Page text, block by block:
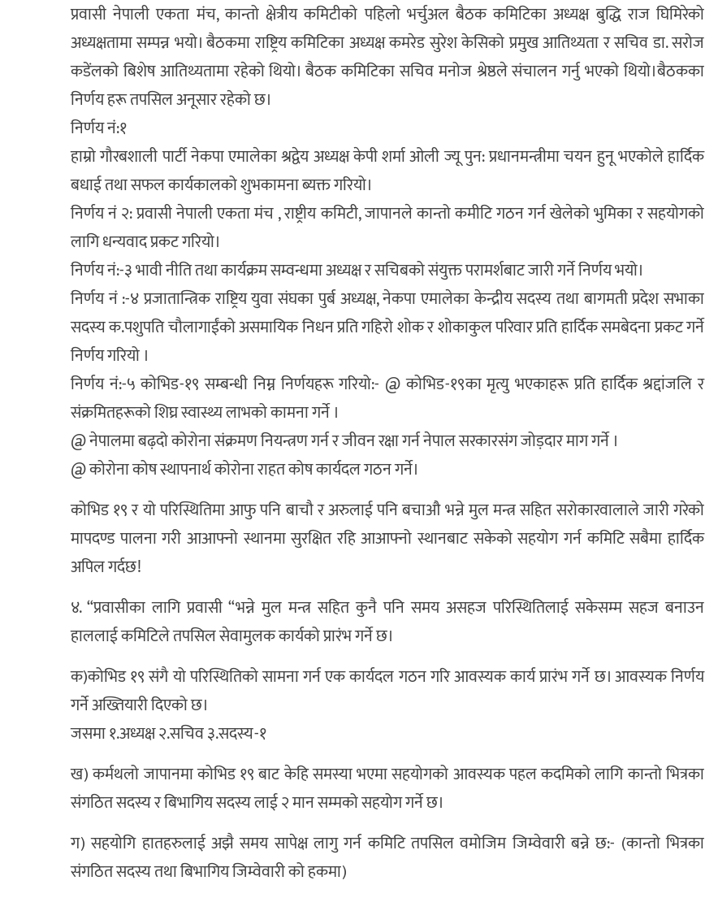
प्रवासी नेपाली एकता मंच, कान्तो क्षेत्रीय कमिटीको पहिलो भर्चुअल बैठक कमिटिका अध्यक्ष बुद्धि राज घिमिरेको
अध्यक्षतामा सम्पन्न भयो। बैठकमा राष्ट्रिय कमिटिका अध्यक्ष कमरेड सुरेश केसिको प्रमुख आतिथ्यता र सचिव डा. सरोज
कडेंलको बिशेष आतिथ्यतामा रहेको थियो। बैठक कमिटिका सचिव मनोज श्रेष्ठले संचालन गर्नु भएको थियो।बैठकका
निर्णय हरू तपसिल अनूसार रहेको छ।
निर्णय नं:१
हाम्रो गौरबशाली पार्टी नेकपा एमालेका श्रद्वेय अध्यक्ष केपी शर्मा ओली ज्यू पुन: प्रधानमन्त्रीमा चयन हुनू भएकोले हार्दिक
बधाई तथा सफल कार्यकालको शुभकामना ब्यक्त गरियो।
निर्णय नं २: प्रवासी नेपाली एकता मंच , राष्ट्रीय कमिटी, जापानले कान्तो कमीटि गठन गर्न खेलेको भुमिका र सहयोगको
लागि धन्यवाद प्रकट गरियो।
निर्णय नं:-३ भावी नीति तथा कार्यक्रम सम्वन्धमा अध्यक्ष र सचिबको संयुक्त परामर्शबाट जारी गर्ने निर्णय भयो।
निर्णय नं :-४ प्रजातान्त्रिक राष्ट्रिय युवा संघका पुर्ब अध्यक्ष, नेकपा एमालेका केन्द्रीय सदस्य तथा बागमती प्रदेश सभाका
सदस्य क.पशुपति चौलागाईंको असमायिक निधन प्रति गहिरो शोक र शोकाकुल परिवार प्रति हार्दिक समबेदना प्रकट गर्ने
निर्णय गरियो ।
निर्णय नं:-५ कोभिड-१९ सम्बन्धी निम्न निर्णयहरू गरियो:- @ कोभिड-१९का मृत्यु भएकाहरू प्रति हार्दिक श्रद्दांजलि र
संक्रमितहरूको शिघ्र स्वास्थ्य लाभको कामना गर्ने ।
@ नेपालमा बढ़दो कोरोना संक्रमण नियन्त्रण गर्न र जीवन रक्षा गर्न नेपाल सरकारसंग जोड़दार माग गर्ने ।
@ कोरोना कोष स्थापनार्थ कोरोना राहत कोष कार्यदल गठन गर्ने।
कोभिड १९ र यो परिस्थितिमा आफु पनि बाचौ र अरुलाई पनि बचाऔ भन्ने मुल मन्त्र सहित सरोकारवालाले जारी गरेको
मापदण्ड पालना गरी आआफ्नो स्थानमा सुरक्षित रहि आआफ्नो स्थानबाट सकेको सहयोग गर्न कमिटि सबैमा हार्दिक
अपिल गर्दछ!
४. “प्रवासीका लागि प्रवासी “भन्ने मुल मन्त्र सहित कुनै पनि समय असहज परिस्थितिलाई सकेसम्म सहज बनाउन
हाललाई कमिटिले तपसिल सेवामुलक कार्यको प्रारंभ गर्ने छ।
क)कोभिड १९ संगै यो परिस्थितिको सामना गर्न एक कार्यदल गठन गरि आवस्यक कार्य प्रारंभ गर्ने छ। आवस्यक निर्णय
गर्ने अख्तियारी दिएको छ।
जसमा १.अध्यक्ष २.सचिव ३.सदस्य-१
ख) कर्मथलो जापानमा कोभिड १९ बाट केहि समस्या भएमा सहयोगको आवस्यक पहल कदमिको लागि कान्तो भित्रका
संगठित सदस्य र बिभागिय सदस्य लाई २ मान सम्मको सहयोग गर्ने छ।
ग) सहयोगि हातहरुलाई अझै समय सापेक्ष लागु गर्न कमिटि तपसिल वमोजिम जिम्वेवारी बन्ने छ:- (कान्तो भित्रका
संगठित सदस्य तथा बिभागिय जिम्वेवारी को हकमा)